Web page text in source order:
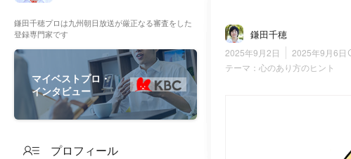
鎌田千穂プロは九州朝日放送が厳正なる審査をした
登録専門家です
マイベストプロ・
インタビュー
プロフィール
鎌田千穂
2025年9月2日
2025年9月6日
テーマ： 心のあり方のヒント